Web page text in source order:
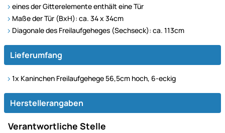
eines der Gitterelemente enthält eine Tür
Maße der Tür (BxH): ca. 34 x 34cm
Diagonale des Freilaufgeheges (Sechseck): ca. 113cm
Lieferumfang
1x Kaninchen Freilaufgehege 56,5cm hoch, 6-eckig
Herstellerangaben
Verantwortliche Stelle